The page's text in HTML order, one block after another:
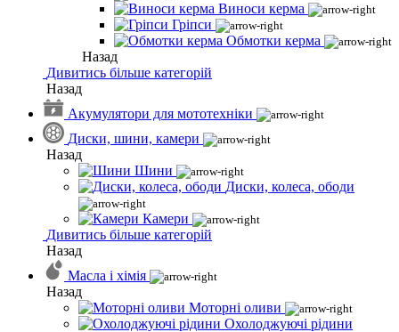
Виноси керма
Гріпси
Обмотки керма
Назад
Дивитись більше категорій
Назад
Акумулятори для мототехніки
Диски, шини, камери
Назад
Шини
Диски, колеса, ободи
Камери
Дивитись більше категорій
Назад
Масла і хімія
Назад
Моторні оливи
Охолоджуючі рідини